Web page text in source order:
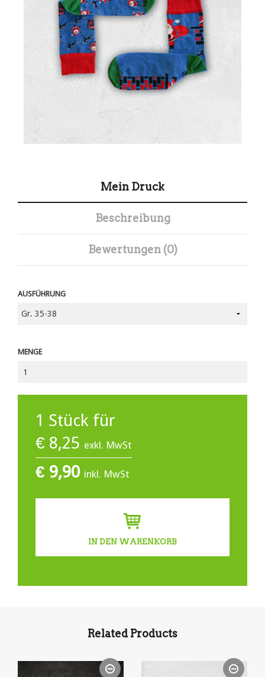
Mein Druck
Beschreibung
Bewertungen (0)
AUSFÜHRUNG
MENGE
1 Stück für
€ 8,25 exkl. MwSt
€ 9,90 inkl. MwSt
IN DEN WARENKORB
Related Products